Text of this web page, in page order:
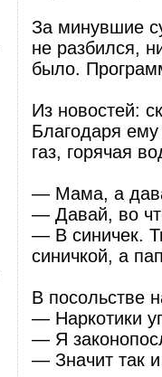
За минувшие
не разбился,
было.
Из новостей:
Благодаря ему
газ, горячая
— Мама, а
— Давай, во
— В синичек.
синичкой, а
В посольстве
— Наркотики
— Я
— Значит так